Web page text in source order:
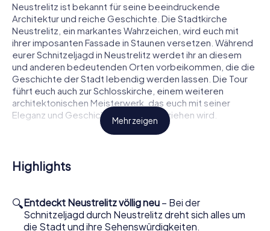
Neustrelitz ist bekannt für seine beeindruckende
Architektur und reiche Geschichte. Die Stadtkirche
Neustrelitz, ein markantes Wahrzeichen, wird euch mit
ihrer imposanten Fassade in Staunen versetzen. Während
eurer Schnitzeljagd in Neustrelitz werdet ihr an diesem
und anderen bedeutenden Orten vorbeikommen, die die
Geschichte der Stadt lebendig werden lassen. Die Tour
führt euch auch zur Schlosskirche, einem weiteren
architektonischen Meisterwerk, das euch mit seiner
Eleganz und Geschichte in den Bann ziehen wird.
Die Schnitzeljagd in Neustrelitz ist nicht nur ein Ausflug in
kulturelle Vielfalt der Stadt zu erleben. Am Kulturquartier
Mecklenburg-Strelitz könnt ihr die kreative Atmosphäre
Aufgaben der Schnitzeljagd sind so gestaltet, dass sie
euch herausfordern und gleichzeitig unterhalten, während
ihr mehr über die Stadt und ihre Geheimnisse erfahrt.
Mehr zeigen
Highlights
🔍Entdeckt Neustrelitz völlig neu – Bei der
Schnitzeljagd durch Neustrelitz dreht sich alles um
die Stadt und ihre Sehenswürdigkeiten.